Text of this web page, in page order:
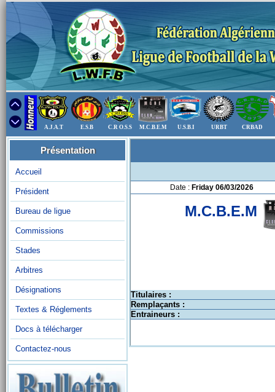
A.J.A.T E.S.B C.R O.S.S M.C.B.E.M U.S.B.I URBT CRBAD
Présentation
Accueil
Président
Bureau de ligue
Commissions
Stades
Arbitres
Désignations
Textes & Réglements
Docs à télécharger
Contactez-nous
Date : Friday 06/03/2026
M.C.B.E.M
Titulaires :
Remplaçants :
Entraineurs :